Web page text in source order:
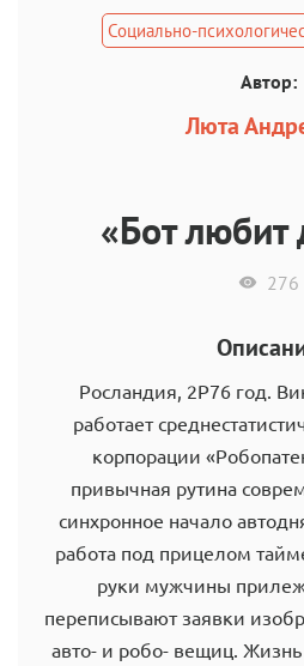
Социально-
Автор:
Люта
«Бот любит
276
Росландия, 2Р76 год.
работает
корпорации
привычная рутина
синхронное начало
работа под прицелом
руки мужчины
переписывают заявки
авто- и робо- вещиц. Жизнь